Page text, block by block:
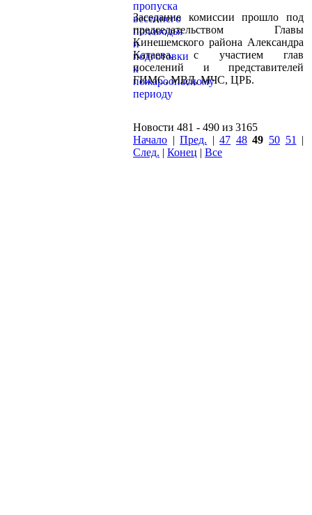
Заседание комиссии прошло под
председательством Главы
Кинешемского района Александра
Катаева, с участием глав
поселений и представителей
ГИМС, МВД, МЧС, ЦРБ.
Новости 481 - 490 из 3165
Начало |Пред. |47 48 49 50 51
|
След. | Конец | Все